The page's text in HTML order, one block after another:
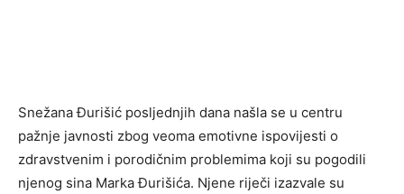
Snežana Đurišić posljednjih dana našla se u centru
pažnje javnosti zbog veoma emotivne ispovijesti o
zdravstvenim i porodičnim problemima koji su pogodili
njenog sina Marka Đurišića. Njene riječi izazvale su